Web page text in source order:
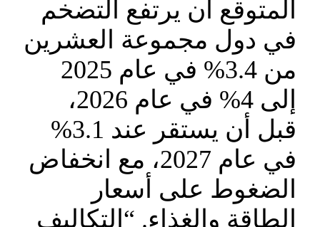
المتوقع أن يرتفع التضخم
في دول مجموعة العشرين
من 3.4% في عام 2025
إلى 4% في عام 2026،
قبل أن يستقر عند 3.1%
في عام 2027، مع انخفاض
الضغوط على أسعار
الطاقة والغذاء. “التكاليف